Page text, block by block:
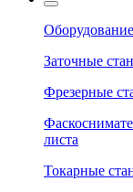
Заточные
Фрезерные
листа
Токарные